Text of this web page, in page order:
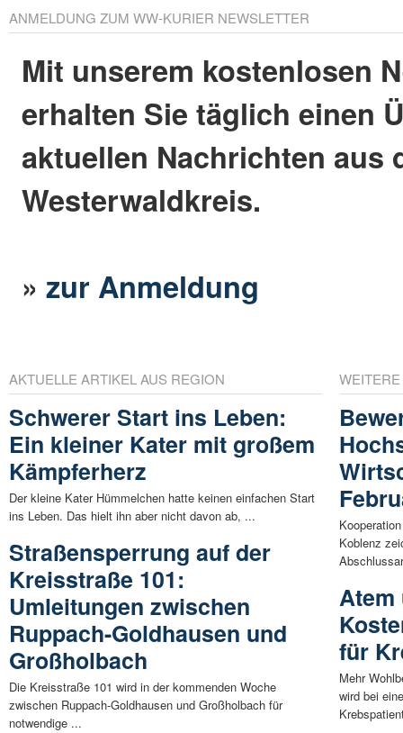
ANMELDUNG ZUM WW-KURIER NEWSLETTER
Mit unserem kostenlosen
erhalten Sie täglich einen
aktuellen Nachrichten aus
Westerwaldkreis.
»zur Anmeldung
AKTUELLE ARTIKEL AUS REGION
Schwerer Start ins Leben:
Ein kleiner Kater mit großem
Kämpferherz
Der kleine Kater Hümmelchen hatte keinen einfachen Start
ins Leben. Das hielt ihn aber nicht davon ab, ...
Straßensperrung auf der
Kreisstraße 101:
Umleitungen zwischen
Ruppach-Goldhausen und
Großholbach
Die Kreisstraße 101 wird in der kommenden Woche
zwischen Ruppach-Goldhausen und Großholbach für
notwendige ...
Koblenz
Atem
für
Mehr
wird bei